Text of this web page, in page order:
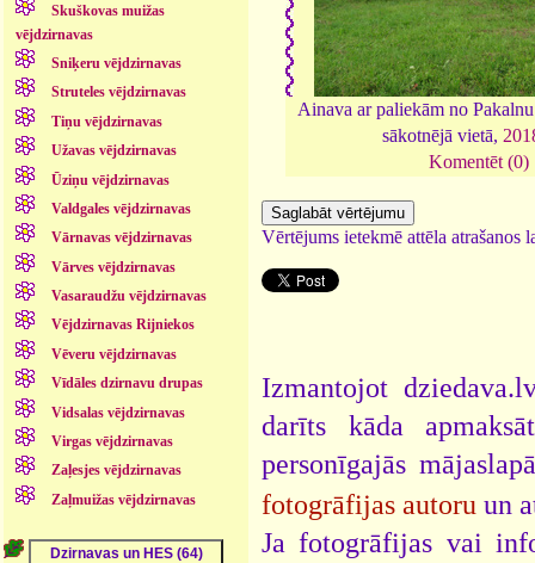
Skuškovas muižas
vējdzirnavas
Sniķeru vējdzirnavas
Struteles vējdzirnavas
Tiņu vējdzirnavas
Užavas vējdzirnavas
Ūziņu vējdzirnavas
Valdgales vējdzirnavas
Vārnavas vējdzirnavas
Vārves vējdzirnavas
Vasaraudžu vējdzirnavas
Vējdzirnavas Rijniekos
Vēveru vējdzirnavas
Vīdāles dzirnavu drupas
Vidsalas vējdzirnavas
Virgas vējdzirnavas
Zaļesjes vējdzirnavas
Zaļmuižas vējdzirnavas
Ainava ar paliekām no
sākotnējā vietā,
Komentēt (0)
Vērtējums ietekmē attēla atrašanos
Izmantojot
darīts kāda
personīgajās
fotogrāfijas autoru un
Ja fotogrāfijas vai